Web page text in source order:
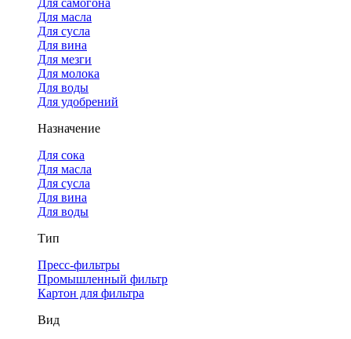
Для самогона
Для масла
Для сусла
Для вина
Для мезги
Для молока
Для воды
Для удобрений
Назначение
Для сока
Для масла
Для сусла
Для вина
Для воды
Тип
Пресс-фильтры
Промышленный фильтр
Картон для фильтра
Вид